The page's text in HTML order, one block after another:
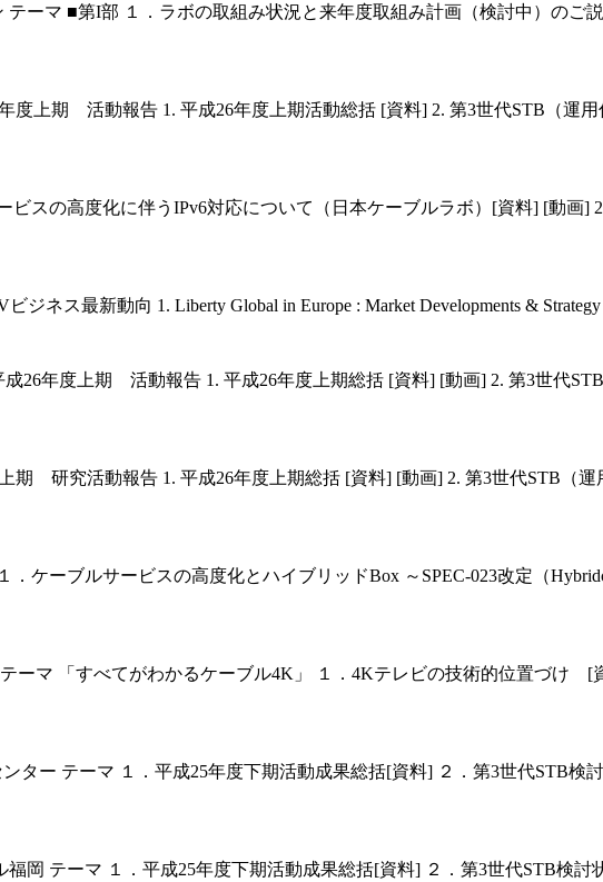
テーマ ■第I部 １．ラボの取組み状況と来年度取組み計画（検討中）のご
度上期 活動報告 1. 平成26年度上期活動総括 [資料] 2. 第3世代STB（運
ビスの高度化に伴うIPv6対応について（日本ケーブルラボ）[資料] [動画]
ネス最新動向 1. Liberty Global in Europe : Market Developments &
26年度上期 活動報告 1. 平成26年度上期総括 [資料] [動画] 2. 第3世代
期 研究活動報告 1. 平成26年度上期総括 [資料] [動画] 2. 第3世代STB（
ケーブルサービスの高度化とハイブリッドBox ～SPEC-023改定（
テーマ 「すべてがわかるケーブル4K」 １．4Kテレビの技術的位置づけ [
ンター テーマ １．平成25年度下期活動成果総括[資料] ２．第3世代STB
福岡 テーマ １．平成25年度下期活動成果総括[資料] ２．第3世代STB検